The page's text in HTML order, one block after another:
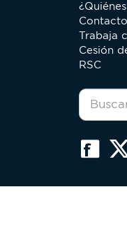
Contacto
Trabaja
Cesión
RSC
búsqueda